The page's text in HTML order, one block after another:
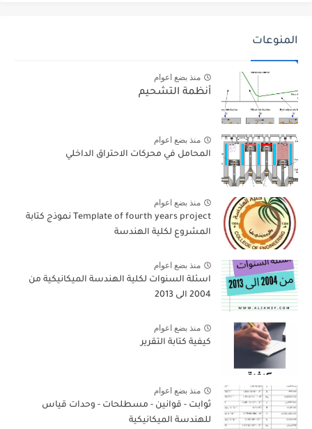
المنوعات
منذ بضع اعوام
أنظمة التشحيم
منذ بضع اعوام
المحامل في محركات الاحتراق الداخلي
منذ بضع اعوام
Template of fourth years project نموذج كتابة
المشروع لكلية الهندسة
منذ بضع اعوام
اسئلة السنوات لكلية الهندسة الميكانيكية من
2004 الى 2013
منذ بضع اعوام
كيفية كتابة التقرير
منذ بضع اعوام
ثوابت - قوانين - مسطلحات - وحدات قياس
للهندسة الميكانيكية